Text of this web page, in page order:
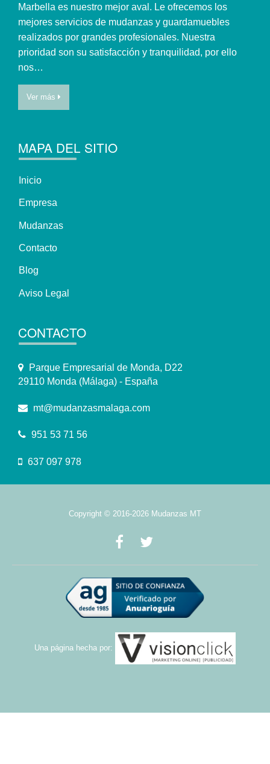
Marbella es nuestro mejor aval. Le ofrecemos los
mejores servicios de mudanzas y guardamuebles
realizados por grandes profesionales. Nuestra
prioridad son su satisfacción y tranquilidad, por ello
nos…
Ver más
MAPA DEL SITIO
Inicio
Empresa
Mudanzas
Contacto
Blog
Aviso Legal
CONTACTO
Parque Empresarial de Monda, D22
29110 Monda (Málaga) - España
mt@mudanzasmalaga.com
951 53 71 56
637 097 978
Copyright © 2016-2026 Mudanzas MT
Una página hecha por: